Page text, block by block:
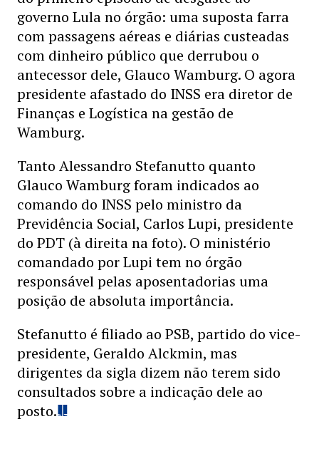
governo Lula no órgão: uma suposta farra
com passagens aéreas e diárias custeadas
com dinheiro público que derrubou o
antecessor dele, Glauco Wamburg. O agora
presidente afastado do INSS era diretor de
Finanças e Logística na gestão de
Wamburg.
Tanto Alessandro Stefanutto quanto
Glauco Wamburg foram indicados ao
comando do INSS pelo ministro da
Previdência Social, Carlos Lupi, presidente
do PDT (à direita na foto). O ministério
comandado por Lupi tem no órgão
responsável pelas aposentadorias uma
posição de absoluta importância.
Stefanutto é filiado ao PSB, partido do vice-
presidente, Geraldo Alckmin, mas
dirigentes da sigla dizem não terem sido
consultados sobre a indicação dele ao
posto.